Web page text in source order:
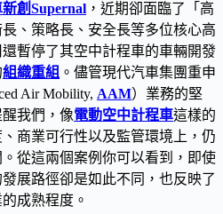
創Supernal ，近期卻面臨了「高
、策略長、安全長等多位核心高
暫停了其空中計程車的車輛開發
組織重組 。儘管現代汽車集團重申
Air Mobility, AAM）業務的堅
我們，像電動空中計程車這樣的
商業可行性以及監管環境上，仍
從這兩個案例你可以看到，即使
展路徑卻是如此不同，也反映了
成熟程度。